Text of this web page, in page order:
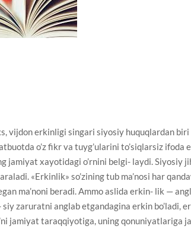
vijdon erkinligi singari siyosiy huquqlardan
o’z fikr va tuyg’ularini to’siqlarsiz
jamiyat xayotidagi o’rnini belgi- laydi. Siyosiy
«Erkinlik» so’zining tub ma’nosi har
ma’noni beradi. Ammo aslida erkin- lik —
zaruratni anglab etgandagina erkin bo’ladi,
jamiyat taraqqiyotiga, uning qonuniyatlariga